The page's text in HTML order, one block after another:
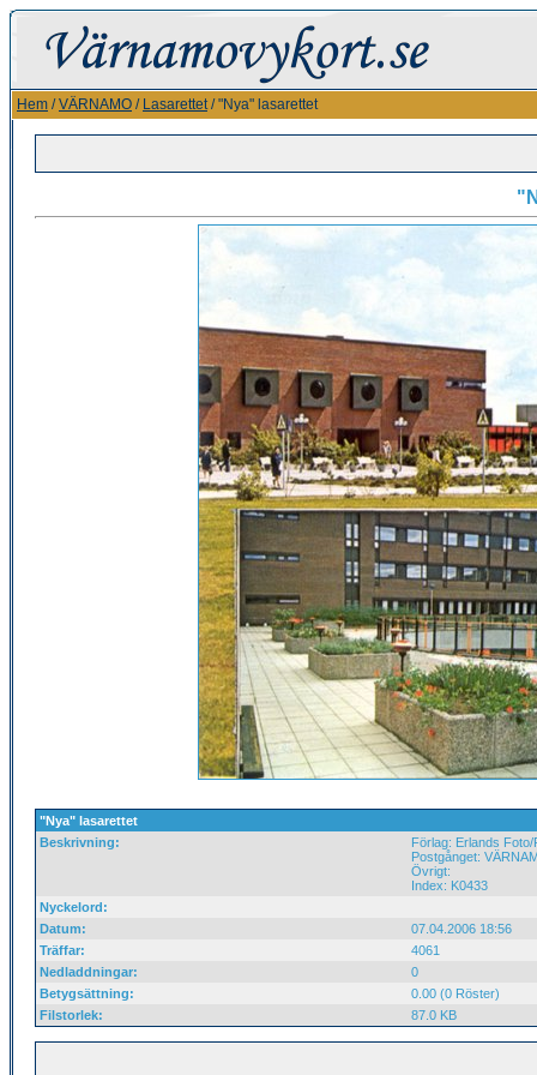
Hem /VÄRNAMO / Lasarettet/ "Nya" lasarettet
"Nya" lasarettet
Beskrivning:
Förlag: Erlands Foto/
Postgånget:
Övrigt:
Index: K0433
Nyckelord:
Datum:
07.04.2006 18:56
Träffar:
4061
Nedladdningar:
0
Betygsättning:
0.00 (0 Röster)
Filstorlek:
87.0 KB